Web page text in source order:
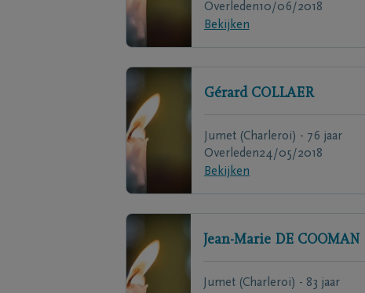
Overleden10/06/2018
Bekijken
Gérard COLLAER
Jumet (Charleroi) - 76 jaar
Overleden24/05/2018
Bekijken
Jean-Marie DE COOMAN
Jumet (Charleroi) - 83 jaar